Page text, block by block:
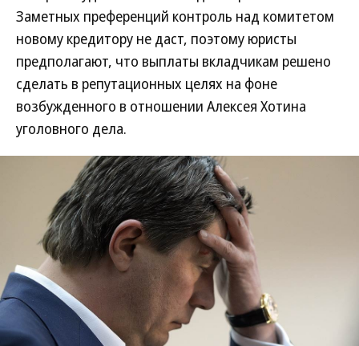
Заметных преференций контроль над комитетом
новому кредитору не даст, поэтому юристы
предполагают, что выплаты вкладчикам решено
сделать в репутационных целях на фоне
возбужденного в отношении Алексея Хотина
уголовного дела.